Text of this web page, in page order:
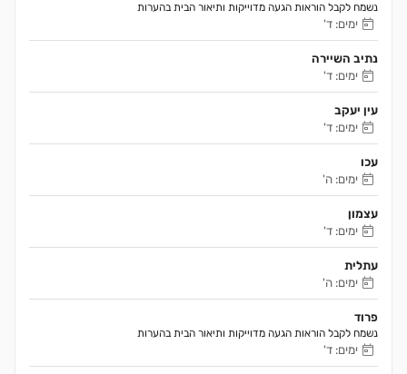
נשמח לקבל הוראות הגעה מדוייקות ותיאור הבית בהערות
ימים: ד'
נתיב השיירה
ימים: ד'
עין יעקב
ימים: ד'
עכו
ימים: ה'
עצמון
ימים: ד'
עתלית
ימים: ה'
פרוד
נשמח לקבל הוראות הגעה מדוייקות ותיאור הבית בהערות
ימים: ד'